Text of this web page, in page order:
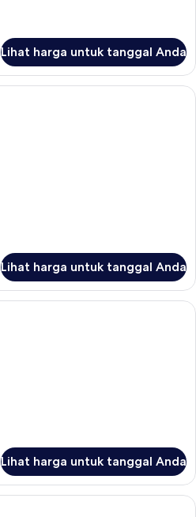
Lihat harga untuk tanggal Anda
Lihat harga untuk tanggal Anda
Lihat harga untuk tanggal Anda